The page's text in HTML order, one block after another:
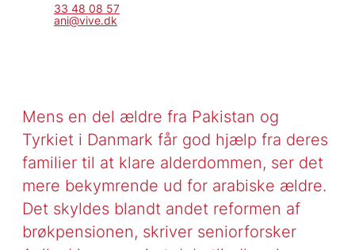
33 48 08 57
ani@vive.dk
Mens en del ældre fra Pakistan og
Tyrkiet i Danmark får god hjælp fra deres
familier til at klare alderdommen, ser det
mere bekymrende ud for arabiske ældre.
Det skyldes blandt andet reformen af
brøkpensionen, skriver seniorforsker